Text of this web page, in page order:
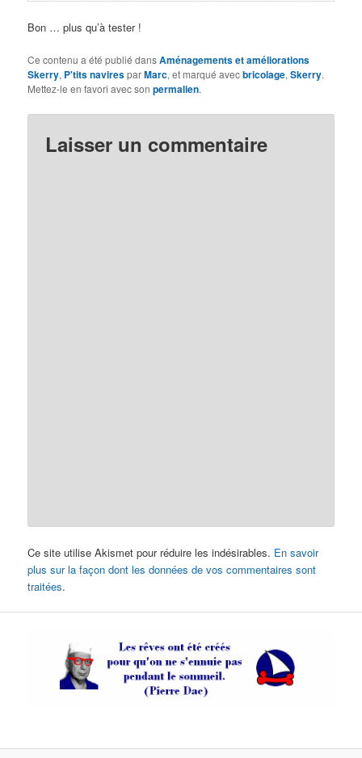
Bon … plus qu’à tester !
Ce contenu a été publié dansAménagements et améliorations
Skerry, P'tits naviresparMarc, et marqué avecbricolage,Skerry.
Mettez-le en favori avec sonpermalien.
Laisser un commentaire
Ce site utilise Akismet pour réduire les indésirables. En savoir
plus sur la façon dont les données de vos commentaires sont
traitées.